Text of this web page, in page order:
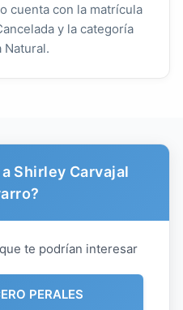
cuenta con la matrícula
y la categoría
Natural.
Shirley Carvajal
te podrían interesar
PERALES